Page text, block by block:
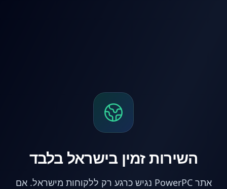
השירות זמין בישראל בלבד
אתר PowerPC נגיש כרגע רק ללקוחות מישראל. אם